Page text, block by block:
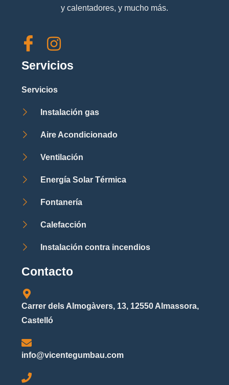
y calentadores, y mucho más.
Servicios
Servicios
Instalación gas
Aire Acondicionado
Ventilación
Energía Solar Térmica
Fontanería
Calefacción
Instalación contra incendios
Contacto
Carrer dels Almogàvers, 13, 12550 Almassora,
Castelló
info@vicentegumbau.com